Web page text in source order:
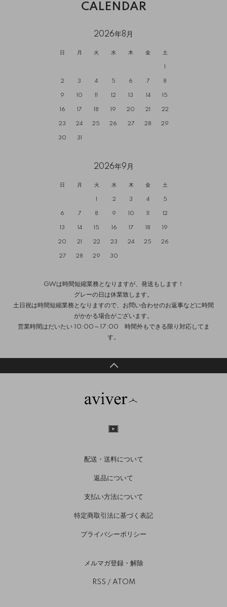
CALENDAR
2026年8月
日 月 火 水 木 金 土
1
2 3 4 5 6 7 8
9 10 11 12 13 14 15
16 17 18 19 20 21 22
23 24 25 26 27 28 29
30 31
2026年9月
日 月 火 水 木 金 土
1 2 3 4 5
6 7 8 9 10 11 12
13 14 15 16 17 18 19
20 21 22 23 24 25 26
27 28 29 30
GWは時間短縮業務となりますが、発送もします！
グレーの日は休業致します。
土日祝は時間短縮業務となりますので、お問い合わせのお返事などに時間
がかかる場合がございます。
営業時間はだいたい 10:00～17:00 時間外もできる限り対応してま
す。
配送・送料について
返品について
支払い方法について
特定商取引法に基づく表記
プライバシーポリシー
メルマガ登録・解除
RSS / ATOM